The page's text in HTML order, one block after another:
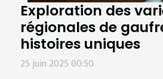
Exploration des
régionales de
histoires uniques
25 juin 2025 00:50